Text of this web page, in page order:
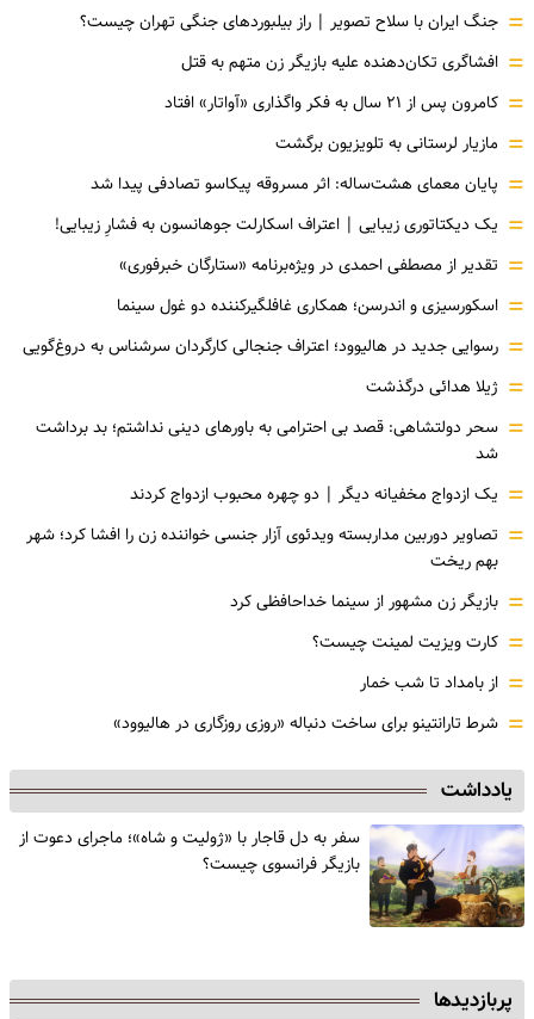
= جنگ ایران با سلاح تصویر | راز بیلبوردهای جنگی تهران چیست؟
= افشاگری‌ تکان‌دهنده علیه بازیگر زن متهم به قتل
= کامرون پس از ۲۱ سال به فکر واگذاری «آواتار» افتاد
= مازیار لرستانی به تلویزیون برگشت
= پایان معمای هشت‌ساله: اثر مسروقه پیکاسو تصادفی پیدا شد
= یک دیکتاتوری زیبایی | اعتراف اسکارلت جوهانسون به فشارِ زیبایی!
= تقدیر از مصطفی احمدی در ویژه‌برنامه «ستارگان خبرفوری»
= اسکورسیزی و اندرسن؛ همکاری غافلگیرکننده دو غول سینما
= رسوایی جدید در هالیوود؛ اعتراف جنجالی کارگردان سرشناس به دروغ‌گویی
= ژیلا هدائی درگذشت
= سحر دولتشاهی: قصد بی احترامی به باورهای دینی نداشتم؛ بد برداشت
شد
= یک ازدواج مخفیانه دیگر | دو چهره محبوب ازدواج کردند
= تصاویر دوربین مداربسته ویدئوی آزار جنسی خواننده زن را افشا کرد؛ شهر
بهم ریخت
= بازیگر زن مشهور از سینما خداحافظی کرد
= کارت ویزیت لمینت چیست؟
= از بامداد تا شب خمار
= شرط تارانتینو برای ساخت دنباله «روزی روزگاری در هالیوود»
یادداشت
سفر به دل قاجار با «ژولیت و شاه»؛ ماجرای دعوت از
‌بازیگر فرانسوی چیست؟
پربازدیدها